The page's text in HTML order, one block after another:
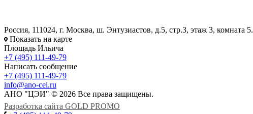
Россия, 111024, г. Москва, ш. Энтузиастов, д.5, стр.3, этаж 3, комната 5.
Показать на карте
Площадь Ильича
+7 (495) 111-49-79
Написать сообщение
+7 (495) 111-49-79
info@ano-cei.ru
АНО "ЦЭИ" © 2026 Все права защищены.
Разработка сайта GOLD PROMO